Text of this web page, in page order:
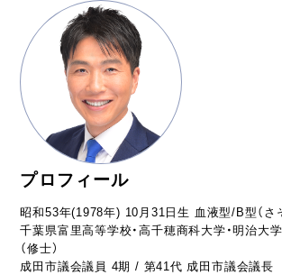
プロフィール
昭和53年(1978年) 10月31日生 血液型/B型（さ
千葉県富里高等学校・高千穂商科大学・明治大
（修士）
成田市議会議員 4期 / 第41代 成田市議会議長